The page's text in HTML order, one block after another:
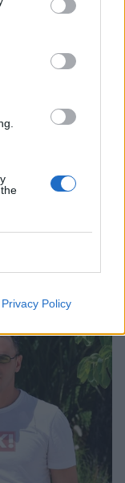
Privacy Policy
10
βοηθήσει
τόσο